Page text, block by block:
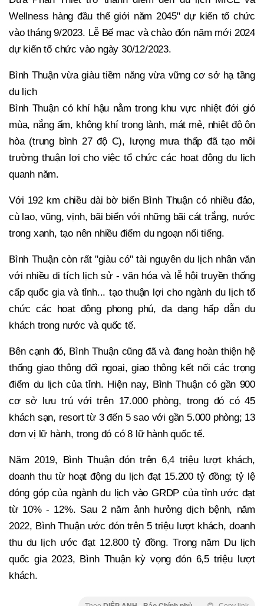
Wellness hàng đầu thế giới năm 2045" dự kiến tổ chức
vào tháng 9/2023. Lễ Bế mạc và chào đón năm mới 2024
dự kiến tổ chức vào ngày 30/12/2023.
Bình Thuận vừa giàu tiềm năng vừa vững cơ sở hạ tầng
du lịch
Bình Thuận có khí hậu nằm trong khu vực nhiệt đới gió
mùa, nắng ấm, không khí trong lành, mát mẻ, nhiệt độ ôn
hòa (trung bình 27 độ C), lượng mưa thấp đã tạo môi
trường thuận lợi cho việc tổ chức các hoạt động du lịch
quanh năm.
Với 192 km chiều dài bờ biển Bình Thuận có nhiều đảo,
cù lao, vũng, vịnh, bãi biển với những bãi cát trắng, nước
trong xanh, tạo nên nhiều điểm du ngoạn nổi tiếng.
Bình Thuận còn rất "giàu có" tài nguyên du lịch nhân văn
với nhiều di tích lịch sử - văn hóa và lễ hội truyền thống
cấp quốc gia và tỉnh... tạo thuận lợi cho ngành du lịch tổ
chức các hoạt động phong phú, đa dạng hấp dẫn du
khách trong nước và quốc tế.
Bên cạnh đó, Bình Thuận cũng đã và đang hoàn thiện hệ
thống giao thông đối ngoại, giao thông kết nối các trọng
điểm du lịch của tỉnh. Hiện nay, Bình Thuận có gần 900
cơ sở lưu trú với trên 17.000 phòng, trong đó có 45
khách sạn, resort từ 3 đến 5 sao với gần 5.000 phòng; 13
đơn vị lữ hành, trong đó có 8 lữ hành quốc tế.
Năm 2019, Bình Thuận đón trên 6,4 triệu lượt khách,
doanh thu từ hoạt động du lịch đạt 15.200 tỷ đồng; tỷ lệ
đóng góp của ngành du lịch vào GRDP của tỉnh ước đạt
từ 10% - 12%. Sau 2 năm ảnh hưởng dịch bệnh, năm
2022, Bình Thuận ước đón trên 5 triệu lượt khách, doanh
thu du lịch ước đạt 12.800 tỷ đồng. Trong năm Du lịch
quốc gia 2023, Bình Thuận kỳ vọng đón 6,5 triệu lượt
khách.